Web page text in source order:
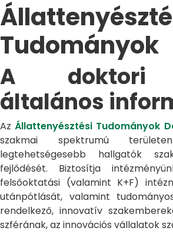
Tudományok
A doktori
általános
AzÁllattenyésztési Tudományok
szakmai spektrumú
legtehetségesebb hallgatók
fejlődését. Biztosítja
felsőoktatási (valamint K+F)
utánpótlását, valamint
rendelkező, innovatív
szférának, az innovációs vállalatok